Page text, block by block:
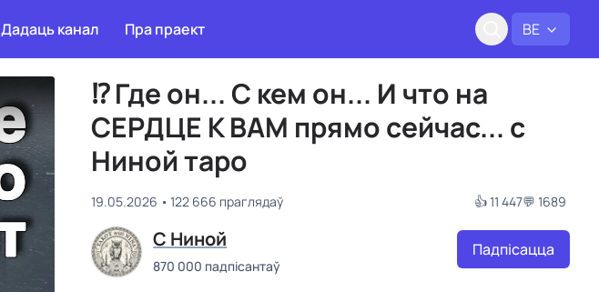
BE
Дадаць канал Пра праект
⁉ Где он... С кем он... И что на
СЕРДЦЕ К ВАМ прямо сейчас... с
Ниной таро
19.05.2026 122 666 праглядаў 👍 11 447💬 1689
C Ниной
870 000 падпісантаў
Падпісацца